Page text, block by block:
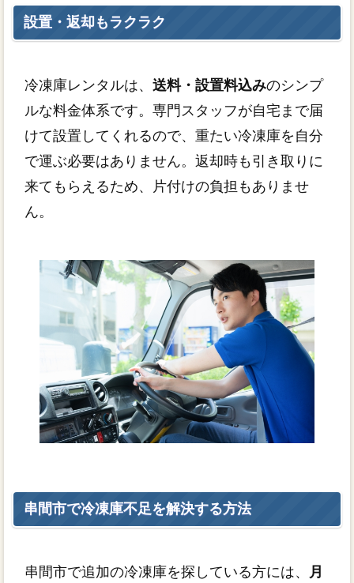
設置・返却もラクラク
冷凍庫レンタルは、 送料・設置料込みのシンプ
ルな料金体系です。専門スタッフが自宅まで届
けて設置してくれるので、重たい冷凍庫を自分
で運ぶ必要はありません。返却時も引き取りに
来てもらえるため、片付けの負担もありませ
ん。
串間市で冷凍庫不足を解決する方法
串間市で追加の冷凍庫を探している方には、
月